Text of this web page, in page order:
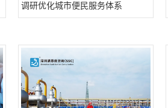
调研优化城市便民服务体系